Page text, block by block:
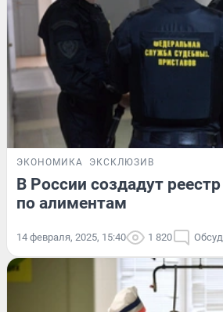
ЭКОНОМИКА ЭКСКЛЮЗИВ
В России создадут
по алиментам
14 февраля, 2025, 15:40 1 820